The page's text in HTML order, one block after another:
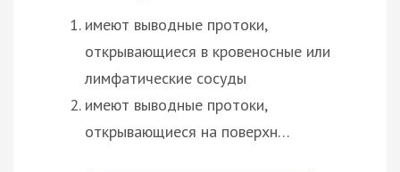
имеют выводные протоки,
открывающиеся в кровеносные или
лимфатические сосуды
имеют выводные протоки,
открывающиеся на поверхн…